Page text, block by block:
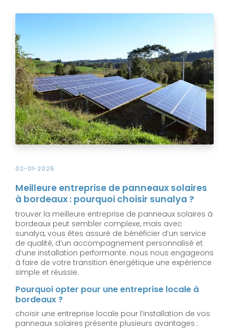
02-01-2025
Meilleure entreprise de panneaux solaires
à bordeaux : pourquoi choisir sunalya ?
trouver la meilleure entreprise de panneaux solaires à
bordeaux peut sembler complexe, mais avec
sunalya, vous êtes assuré de bénéficier d’un service
de qualité, d’un accompagnement personnalisé et
d’une installation performante. nous nous engageons
à faire de votre transition énergétique une expérience
simple et réussie.
Pourquoi opter pour une entreprise locale à
bordeaux ?
choisir une entreprise locale pour l’installation de vos
panneaux solaires présente plusieurs avantages :